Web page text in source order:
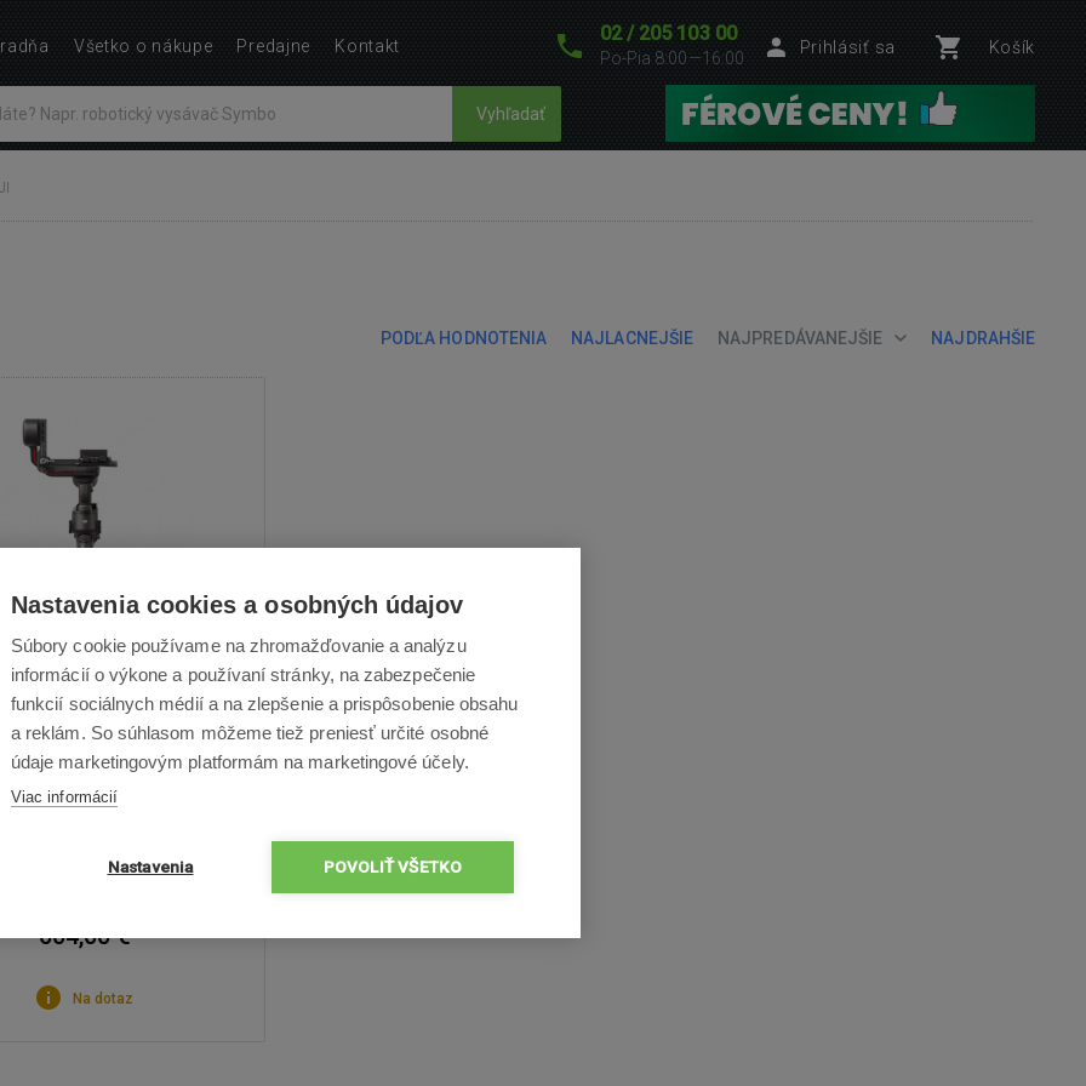
02 / 205 103 00
Po-Pia 8:00—16:00
Prihlásiť sa Košík
Vyhľadať
PODĽA HODNOTENIA NAJLACNEJŠIE NAJPREDÁVANEJŠIE NAJDRAHŠIE
Stabilizátor DJI RS 3
stabilizátor, nosnosť až 3
algoritmus 3. generácie,
displej OLED, batériová
s výdržou až 12 hodín
604,00 €
Na dotaz
Všetko o nákupe Predajne Kontakt
Nastavenia cookies a osobných údajov
Súbory cookie používame na zhromažďovanie a analýzu
informácií o výkone a používaní stránky, na zabezpečenie
funkcií sociálnych médií a na zlepšenie a prispôsobenie obsahu
a reklám. So súhlasom môžeme tiež preniesť určité osobné
údaje marketingovým platformám na marketingové účely.
Viac informácií
Nastavenia POVOLIŤ VŠETKO